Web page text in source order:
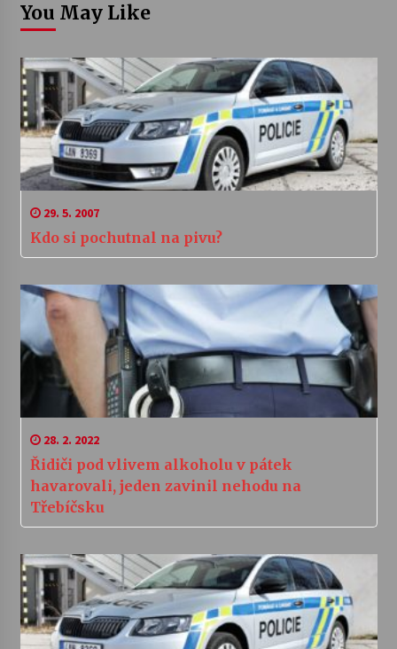
You May Like
29. 5. 2007
Kdo si pochutnal na pivu?
28. 2. 2022
Řidiči pod vlivem alkoholu v pátek
havarovali, jeden zavinil nehodu na
Třebíčsku